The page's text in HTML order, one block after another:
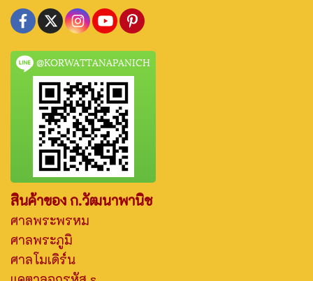
@KORWATTANAPANICH
สินค้าของ ก.วัฒนาพานิช
ศาลพระพรหม
ศาลพระภูมิ
ศาลโมเดิร์น